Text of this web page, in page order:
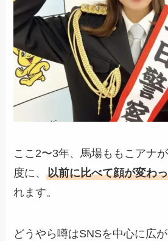
ここ2〜3年、馬場ももこアナ
度に、以前に比べて顔が変わ
れます。
どうやら噂はSNSを中心に広